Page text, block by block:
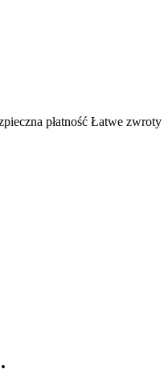
płatność Łatwe zwroty